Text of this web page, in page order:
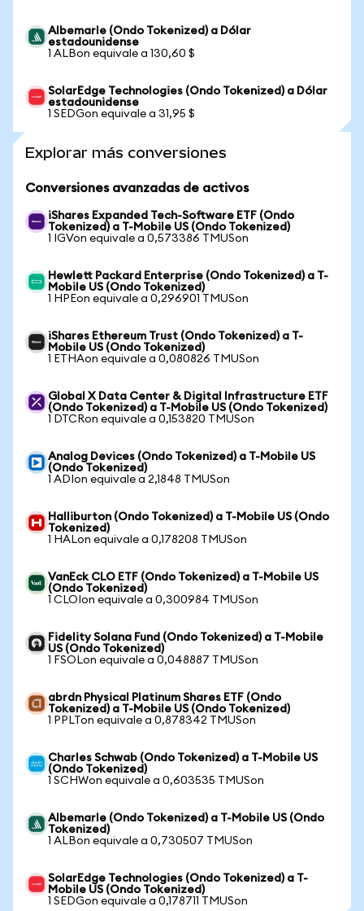
Albemarle (Ondo Tokenized) a Dólar
estadounidense
1 ALBon equivale a 130,60 $
SolarEdge Technologies (Ondo Tokenized) a Dólar
estadounidense
1 SEDGon equivale a 31,95 $
Explorar más conversiones
Conversiones avanzadas de activos
iShares Expanded Tech-Software ETF (Ondo
Tokenized) a T-Mobile US (Ondo Tokenized)
1 IGVon equivale a 0,573386 TMUSon
Hewlett Packard Enterprise (Ondo Tokenized) a T-
Mobile US (Ondo Tokenized)
1 HPEon equivale a 0,296901 TMUSon
iShares Ethereum Trust (Ondo Tokenized) a T-
Mobile US (Ondo Tokenized)
1 ETHAon equivale a 0,080826 TMUSon
Global X Data Center & Digital Infrastructure ETF
(Ondo Tokenized) a T-Mobile US (Ondo Tokenized)
1 DTCRon equivale a 0,153820 TMUSon
Analog Devices (Ondo Tokenized) a T-Mobile US
(Ondo Tokenized)
1 ADIon equivale a 2,1848 TMUSon
Halliburton (Ondo Tokenized) a T-Mobile US (Ondo
Tokenized)
1 HALon equivale a 0,178208 TMUSon
VanEck CLO ETF (Ondo Tokenized) a T-Mobile US
(Ondo Tokenized)
1 CLOIon equivale a 0,300984 TMUSon
Fidelity Solana Fund (Ondo Tokenized) a T-Mobile
US (Ondo Tokenized)
1 FSOLon equivale a 0,048887 TMUSon
abrdn Physical Platinum Shares ETF (Ondo
Tokenized) a T-Mobile US (Ondo Tokenized)
1 PPLTon equivale a 0,878342 TMUSon
Charles Schwab (Ondo Tokenized) a T-Mobile US
(Ondo Tokenized)
1 SCHWon equivale a 0,603535 TMUSon
Albemarle (Ondo Tokenized) a T-Mobile US (Ondo
Tokenized)
1 ALBon equivale a 0,730507 TMUSon
SolarEdge Technologies (Ondo Tokenized) a T-
Mobile US (Ondo Tokenized)
1 SEDGon equivale a 0,178711 TMUSon